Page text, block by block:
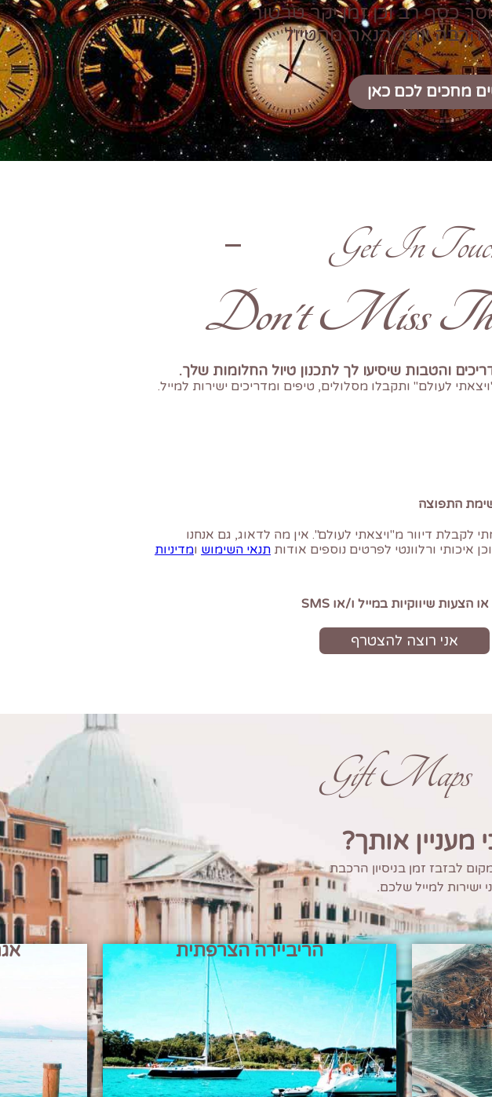
כסף רב וכן זמן יקר טרטור
הרבה יותר הנאה מהטיול
מחכים לכם כאן
Get In
Gift Maps
אותך?
לבזבז זמן בניסיון הרכבת
ישירות למייל שלכם.
הריביירה הצרפתית